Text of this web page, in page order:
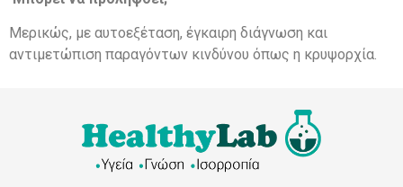
Μερικώς, με αυτοεξέταση, έγκαιρη διάγνωση και
αντιμετώπιση παραγόντων κινδύνου όπως η κρυψορχία.